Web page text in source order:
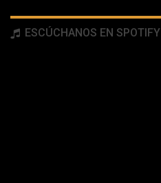
ESCÚCHANOS EN SPOTIFY